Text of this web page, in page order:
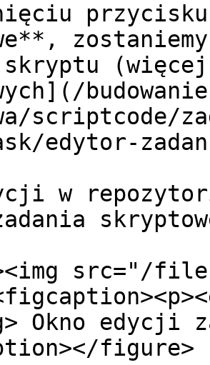
skryptu
scriptcode/
edytor-
w
src="/
Okno edycji
figure>